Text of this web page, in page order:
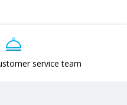
service team